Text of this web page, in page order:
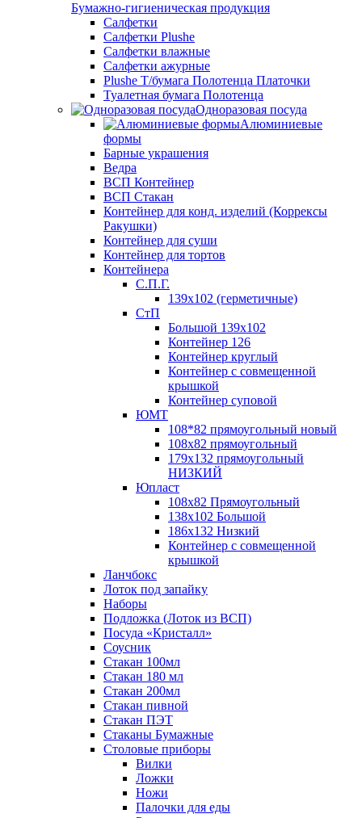
Бумажно-гигиеническая продукция
Салфетки
Салфетки Plushe
Салфетки влажные
Салфетки ажурные
Plushe Т/бумага Полотенца Платочки
Туалетная бумага Полотенца
Одноразовая посуда
Алюминиевые
формы
Барные украшения
Ведра
ВСП Контейнер
ВСП Стакан
Контейнер для конд. изделий (Коррексы
Ракушки)
Контейнер для суши
Контейнер для тортов
Контейнера
С.П.Г.
139х102 (герметичные)
СтП
Большой 139х102
Контейнер 126
Контейнер круглый
Контейнер с совмещенной
крышкой
Контейнер суповой
ЮМТ
108*82 прямоугольный новый
108х82 прямоугольный
179х132 прямоугольный
НИЗКИЙ
Юпласт
108х82 Прямоугольный
138х102 Большой
186х132 Низкий
Контейнер с совмещенной
крышкой
Ланчбокс
Лоток под запайку
Наборы
Подложка (Лоток из ВСП)
Посуда «Кристалл»
Соусник
Стакан 100мл
Стакан 180 мл
Стакан 200мл
Стакан пивной
Стакан ПЭТ
Стаканы Бумажные
Столовые приборы
Вилки
Ложки
Ножи
Палочки для еды